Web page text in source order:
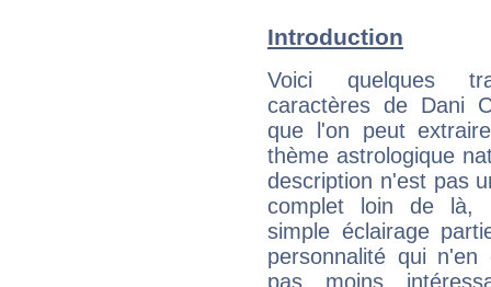
Introduction
Voici quelques
caractères de Dani
que l'on peut
thème astrologique
description n'est pas
complet loin de là,
simple éclairage
personnalité qui n'en
pas moins